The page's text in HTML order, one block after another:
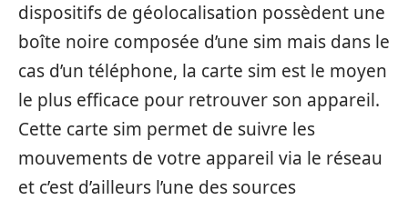
dispositifs de géolocalisation possèdent une
boîte noire composée d’une sim mais dans le
cas d’un téléphone, la carte sim est le moyen
le plus efficace pour retrouver son appareil.
Cette carte sim permet de suivre les
mouvements de votre appareil via le réseau
et c’est d’ailleurs l’une des sources